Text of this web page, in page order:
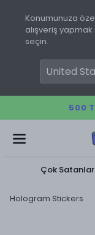
Konumunuza
alışveriş
seçin.
500
Çok Satanlar
Hologram Stickers